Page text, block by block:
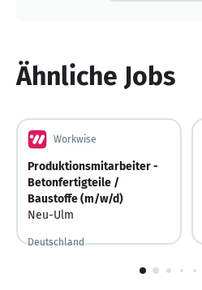
Ähnliche Jobs
Workwise
Produktionsmitarbeiter -
Betonfertigteile /
Baustoffe (m/w/d)
Neu-Ulm
Deutschland